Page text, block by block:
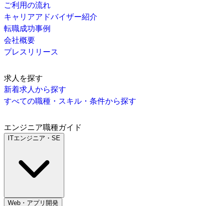
ご利用の流れ
キャリアアドバイザー紹介
転職成功事例
会社概要
プレスリリース
求人を探す
新着求人から探す
すべての職種・スキル・条件から探す
エンジニア職種ガイド
ITエンジニア・SE
Web・アプリ開発